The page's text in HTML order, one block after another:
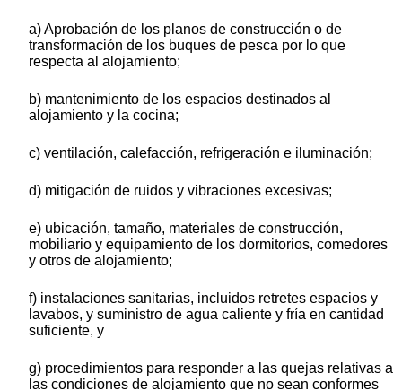
a) Aprobación de los planos de construcción o de
transformación de los buques de pesca por lo que
respecta al alojamiento;
b) mantenimiento de los espacios destinados al
alojamiento y la cocina;
c) ventilación, calefacción, refrigeración e iluminación;
d) mitigación de ruidos y vibraciones excesivas;
e) ubicación, tamaño, materiales de construcción,
mobiliario y equipamiento de los dormitorios, comedores
y otros de alojamiento;
f) instalaciones sanitarias, incluidos retretes espacios y
lavabos, y suministro de agua caliente y fría en cantidad
suficiente, y
g) procedimientos para responder a las quejas relativas a
las condiciones de alojamiento que no sean conformes